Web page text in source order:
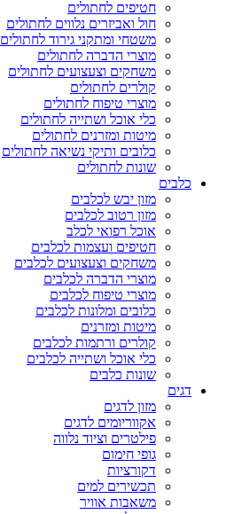
חטיפים לחתולים
חול ואביזרים נלווים לחתולים
משטחי ומתקני גירוד לחתולים
מוצרי הדברה לחתולים
משחקים וצעצועים לחתולים
קולרים לחתולים
מוצרי טיפוח לחתולים
כלי אוכל ושתייה לחתולים
מיטות ומזרנים לחתולים
כלובים ותיקי נשיאה לחתולים
שונות לחתולים
כלבים
מזון יבש לכלבים
מזון רטוב לכלבים
אוכל רפואי לכלב
חטיפים ועצמות לכלבים
משחקים וצעצועים לכלבים
מוצרי הדברה לכלבים
מוצרי טיפוח לכלבים
כלובים ומלונות לכלבים
מיטות ומזרנים
קולרים ורתמות לכלבים
כלי אוכל ושתייה לכלבים
שונות כלבים
דגים
מזון לדגים
אקווריומים לדגים
פילטרים וציוד נלווה
גופי חימום
דקורציות
תכשירים למים
משאבות אוויר